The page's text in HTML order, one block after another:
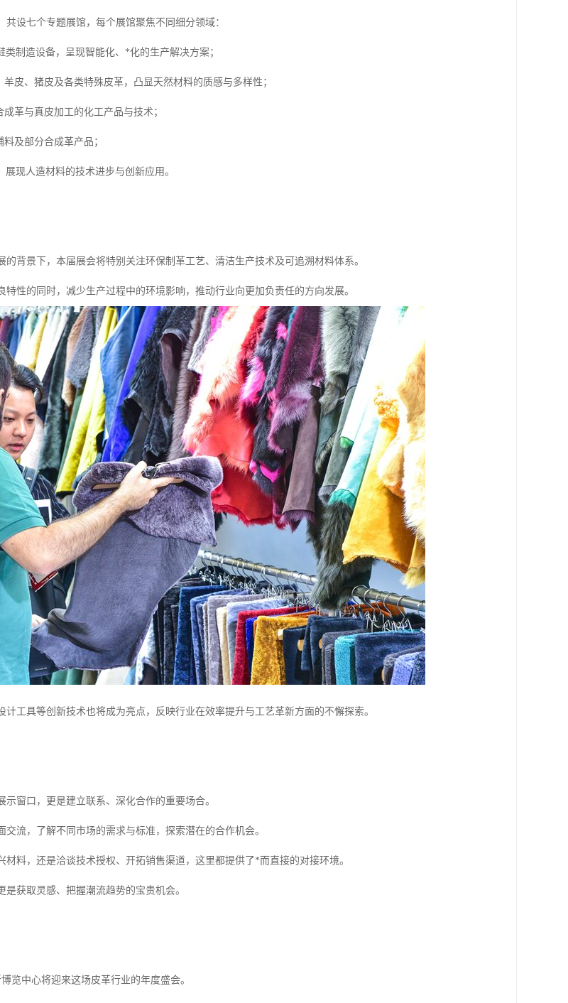
设七个专题展馆，每个展馆聚焦不同细分领域：
制造设备，呈现智能化、*化的生产解决方案；
皮、猪皮及各类特殊皮革，凸显天然材料的质感与多样性；
革与真皮加工的化工产品与技术；
及部分合成革产品；
现人造材料的技术进步与创新应用。
背景下，本届展会将特别关注环保制革工艺、清洁生产技术及可追溯材料体系。
性的同时，减少生产过程中的环境影响，推动行业向更加负责任的方向发展。
计工具等创新技术也将成为亮点，反映行业在效率提升与工艺革新方面的不懈探索。
示窗口，更是建立联系、深化合作的重要场合。
流，了解不同市场的需求与标准，探索潜在的合作机会。
料，还是洽谈技术授权、开拓销售渠道，这里都提供了*而直接的对接环境。
获取灵感、把握潮流趋势的宝贵机会。
览中心将迎来这场皮革行业的年度盛会。